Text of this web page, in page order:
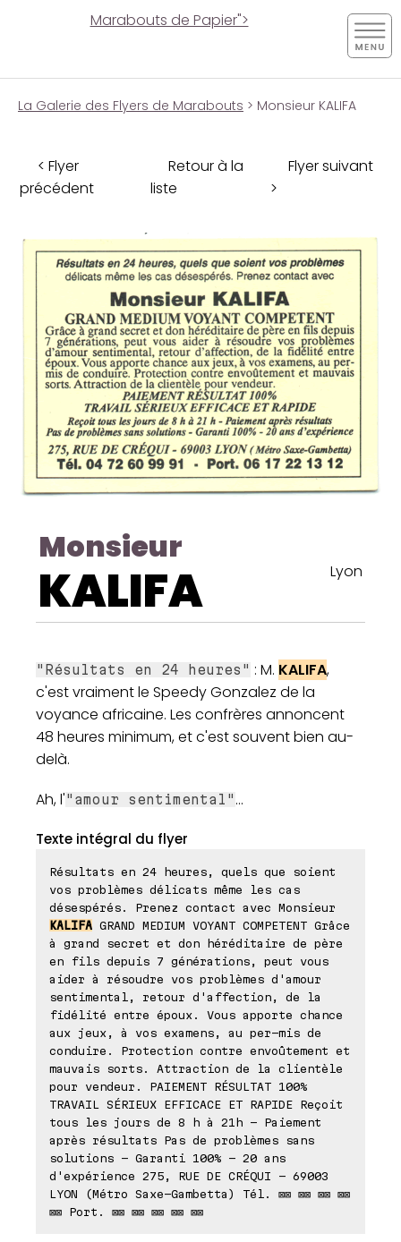
Marabouts de Papier">
La Galerie des Flyers de Marabouts > Monsieur KALIFA
< Flyer
précédent
Retour à la
liste
Flyer suivant
>
Monsieur
KALIFA Lyon
"Résultats en 24 heures" : M. KALIFA,
c'est vraiment le Speedy Gonzalez de la
voyance africaine. Les confrères annoncent
48 heures minimum, et c'est souvent bien au-
delà.
Ah, l'"amour sentimental" ...
Texte intégral du flyer
Résultats en 24 heures, quels que soient
vos problèmes délicats même les cas
désespérés. Prenez contact avec Monsieur
KALIFA GRAND MEDIUM VOYANT COMPETENT Grâce
à grand secret et don héréditaire de père
en fils depuis 7 générations, peut vous
aider à résoudre vos problèmes d'amour
sentimental, retour d'affection, de la
fidélité entre époux. Vous apporte chance
aux jeux, à vos examens, au per-mis de
conduire. Protection contre envoûtement et
mauvais sorts. Attraction de la clientèle
pour vendeur. PAIEMENT RÉSULTAT 100%
TRAVAIL SÉRIEUX EFFICACE ET RAPIDE Reçoit
tous les jours de 8 h à 21h - Paiement
après résultats Pas de problèmes sans
solutions - Garanti 100% - 20 ans
d'expérience 275, RUE DE CRÉQUI - 69003
LYON (Métro Saxe-Gambetta) Tél. ⊠⊠ ⊠⊠ ⊠⊠ ⊠⊠
⊠⊠ Port. ⊠⊠ ⊠⊠ ⊠⊠ ⊠⊠ ⊠⊠